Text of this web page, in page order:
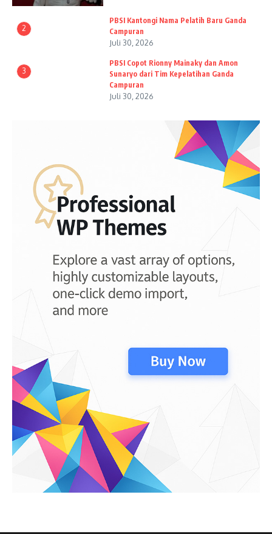
2
PBSI Kantongi Nama Pelatih Baru Ganda
Campuran
Juli 30, 2026
3
PBSI Copot Rionny Mainaky dan Amon
Sunaryo dari Tim Kepelatihan Ganda
Campuran
Juli 30, 2026